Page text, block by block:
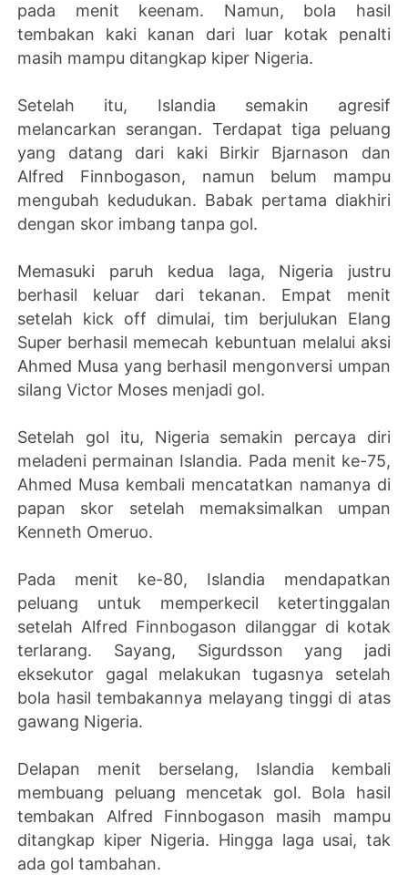
pada menit keenam. Namun, bola hasil
tembakan kaki kanan dari luar kotak penalti
masih mampu ditangkap kiper Nigeria.
Setelah itu, Islandia semakin agresif
melancarkan serangan. Terdapat tiga peluang
yang datang dari kaki Birkir Bjarnason dan
Alfred Finnbogason, namun belum mampu
mengubah kedudukan. Babak pertama diakhiri
dengan skor imbang tanpa gol.
Memasuki paruh kedua laga, Nigeria justru
berhasil keluar dari tekanan. Empat menit
setelah kick off dimulai, tim berjulukan Elang
Super berhasil memecah kebuntuan melalui aksi
Ahmed Musa yang berhasil mengonversi umpan
silang Victor Moses menjadi gol.
Setelah gol itu, Nigeria semakin percaya diri
meladeni permainan Islandia. Pada menit ke-75,
Ahmed Musa kembali mencatatkan namanya di
papan skor setelah memaksimalkan umpan
Kenneth Omeruo.
Pada menit ke-80, Islandia mendapatkan
peluang untuk memperkecil ketertinggalan
setelah Alfred Finnbogason dilanggar di kotak
terlarang. Sayang, Sigurdsson yang jadi
eksekutor gagal melakukan tugasnya setelah
bola hasil tembakannya melayang tinggi di atas
gawang Nigeria.
Delapan menit berselang, Islandia kembali
membuang peluang mencetak gol. Bola hasil
tembakan Alfred Finnbogason masih mampu
ditangkap kiper Nigeria. Hingga laga usai, tak
ada gol tambahan.